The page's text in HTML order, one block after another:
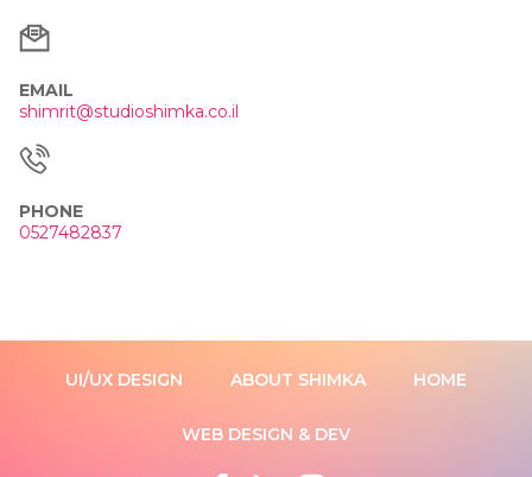
EMAIL
shimrit@studioshimka.co.il
PHONE
0527482837
HOME
ABOUT SHIMKA
UI/UX DESIGN
WEB DESIGN & DEV